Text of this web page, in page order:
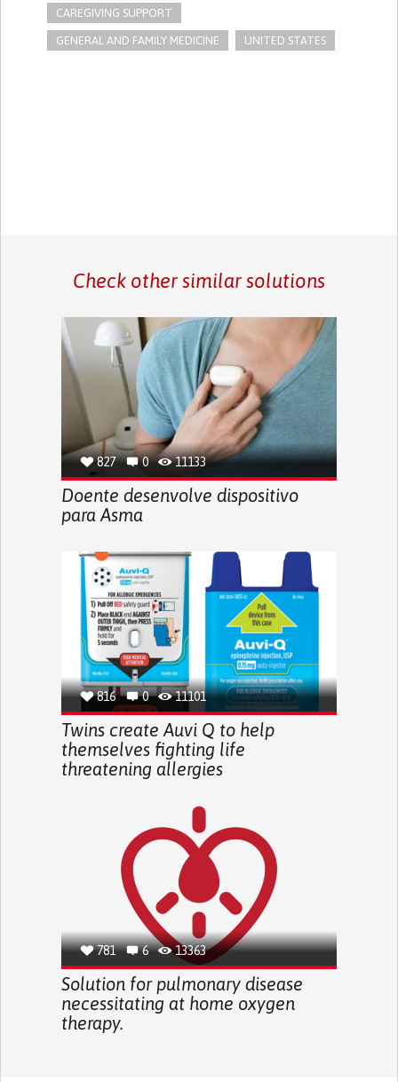
CAREGIVING SUPPORT
GENERAL AND FAMILY MEDICINE UNITED STATES
Check other similar solutions
827 0 11133
Doente desenvolve dispositivo
para Asma
816 0 11101
Twins create Auvi Q to help
themselves fighting life
threatening allergies
781 6 13363
Solution for pulmonary disease
necessitating at home oxygen
therapy.